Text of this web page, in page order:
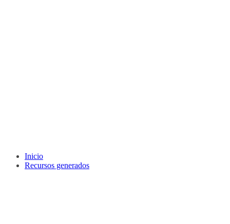
Inicio
Recursos generados